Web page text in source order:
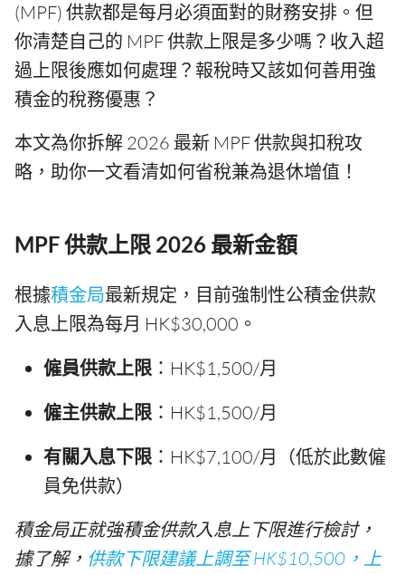
(MPF) 供款都是每月必須面對的財務安排。但
你清楚自己的 MPF 供款上限是多少嗎？收入超
過上限後應如何處理？報稅時又該如何善用強
積金的稅務優惠？
本文為你拆解 2026 最新 MPF 供款與扣稅攻
略，助你一文看清如何省稅兼為退休增值！
MPF 供款上限 2026 最新金額
根據積金局最新規定，目前強制性公積金供款
入息上限為每月 HK$30,000。
僱員供款上限：HK$1,500/月
僱主供款上限：HK$1,500/月
有關入息下限：HK$7,100/月（低於此數僱
員免供款）
積金局正就強積金供款入息上下限進行檢討，
據了解， 供款下限建議上調至 HK$10,500，上